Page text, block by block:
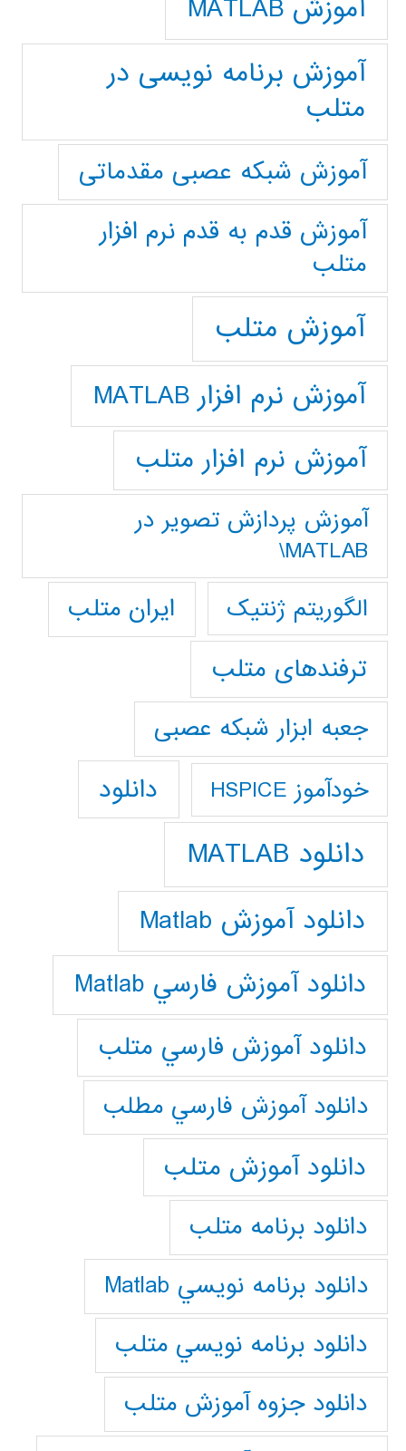
آموزش MATLAB
آموزش برنامه نویسی در
متلب
آموزش شبکه عصبی مقدماتی
آموزش قدم به قدم نرم افزار
متلب
آموزش متلب
آموزش نرم افزار MATLAB
آموزش نرم افزار متلب
آموزش پردازش تصوير در
MATLAB\
الگوریتم ژنتیک
ایران متلب
ترفندهای متلب
جعبه ابزار شبکه عصبی
خودآموز HSPICE دانلود
دانلود MATLAB
دانلود آموزش Matlab
دانلود آموزش فارسي Matlab
دانلود آموزش فارسي متلب
دانلود آموزش فارسي مطلب
دانلود آموزش متلب
دانلود برنامه متلب
دانلود برنامه نويسي Matlab
دانلود برنامه نويسي متلب
دانلود جزوه آموزش متلب